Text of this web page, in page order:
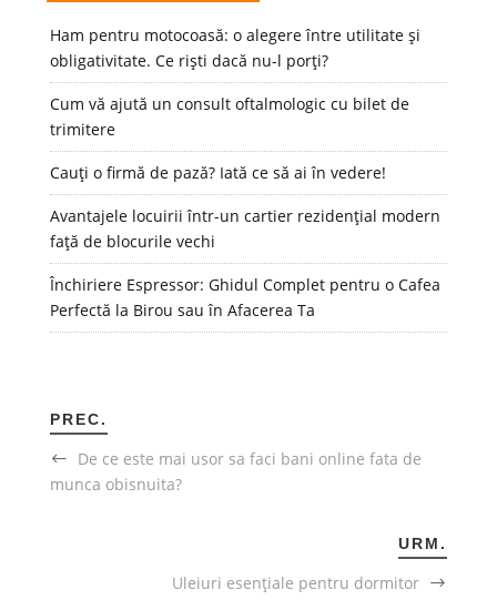
Ham pentru motocoasă: o alegere între utilitate și
obligativitate. Ce riști dacă nu-l porți?
Cum vă ajută un consult oftalmologic cu bilet de
trimitere
Cauți o firmă de pază? Iată ce să ai în vedere!
Avantajele locuirii într-un cartier rezidențial modern
față de blocurile vechi
Închiriere Espressor: Ghidul Complet pentru o Cafea
Perfectă la Birou sau în Afacerea Ta
PREC.
De ce este mai usor sa faci bani online fata de
munca obisnuita?
URM.
Uleiuri esențiale pentru dormitor